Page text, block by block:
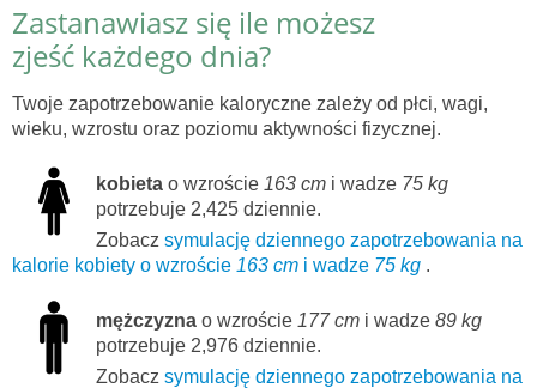
Zastanawiasz się ile możesz
zjeść każdego dnia?
Twoje zapotrzebowanie kaloryczne zależy od płci, wagi,
wieku, wzrostu oraz poziomu aktywności fizycznej.
kobieta o wzroście 163 cm i wadze 75 kg
potrzebuje 2,425 dziennie.
Zobacz symulację dziennego zapotrzebowania na
kalorie kobiety o wzroście 163 cm i wadze 75 kg .
mężczyzna o wzroście 177 cm i wadze 89 kg
potrzebuje 2,976 dziennie.
Zobacz symulację dziennego zapotrzebowania na